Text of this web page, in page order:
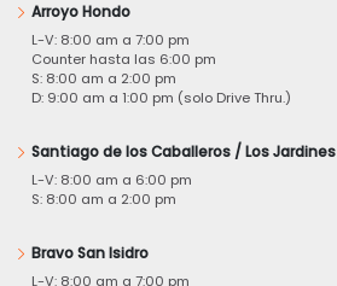
Arroyo Hondo
L-V: 8:00 am a 7:00 pm
Counter hasta las 6:00 pm
S: 8:00 am a 2:00 pm
D: 9:00 am a 1:00 pm (solo Drive Thru.)
Santiago de los Caballeros / Los Jardines
L-V: 8:00 am a 6:00 pm
S: 8:00 am a 2:00 pm
Bravo San Isidro
L-V: 8:00 am a 7:00 pm